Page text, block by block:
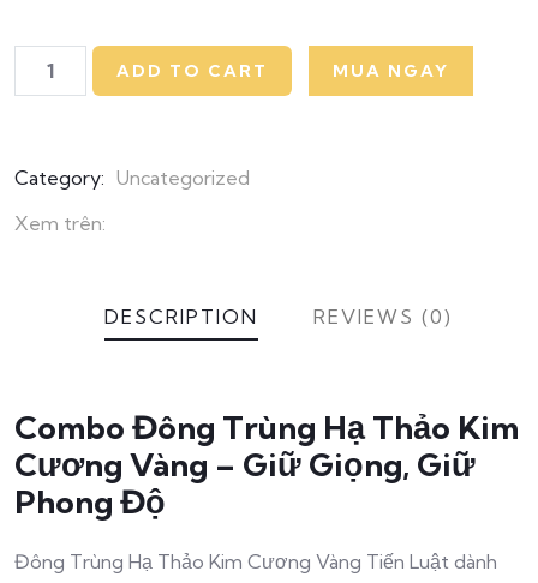
ADD TO CART MUA NGAY
Category: Uncategorized
Xem trên:
DESCRIPTION REVIEWS (0)
Combo Đông Trùng Hạ Thảo Kim
Cương Vàng – Giữ Giọng, Giữ
Phong Độ
Đông Trùng Hạ Thảo Kim Cương Vàng Tiến Luật dành